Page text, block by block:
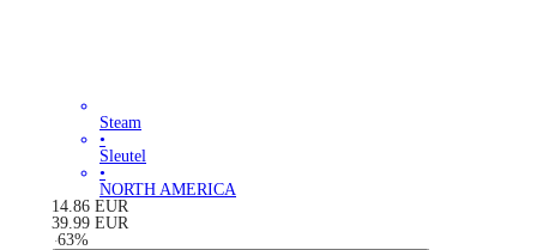
Steam
•
Sleutel
•
NORTH AMERICA
14.86 EUR
39.99 EUR
-63%